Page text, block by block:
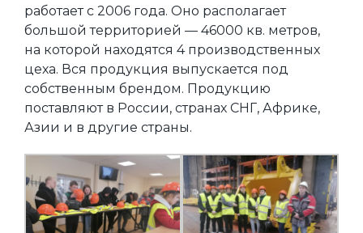
работает с 2006 года. Оно располагает
большой территорией — 46000 кв. метров,
на которой находятся 4 производственных
цеха. Вся продукция выпускается под
собственным брендом. Продукцию
поставляют в России, странах СНГ, Африке,
Азии и в другие страны.